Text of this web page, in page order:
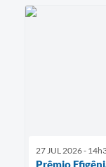
27 JUL 2026 -